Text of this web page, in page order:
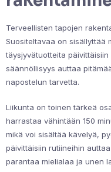
Terveellisten tapojen
Suositeltavaa on sisällyttää
täysjyvätuotteita
säännöllisyys auttaa
napostelun tarvetta.
Liikunta on toinen tärkeä
harrastaa vähintään 150
mikä voi sisältää kävelyä,
päivittäisiin rutiineihin
parantaa mielialaa ja unen